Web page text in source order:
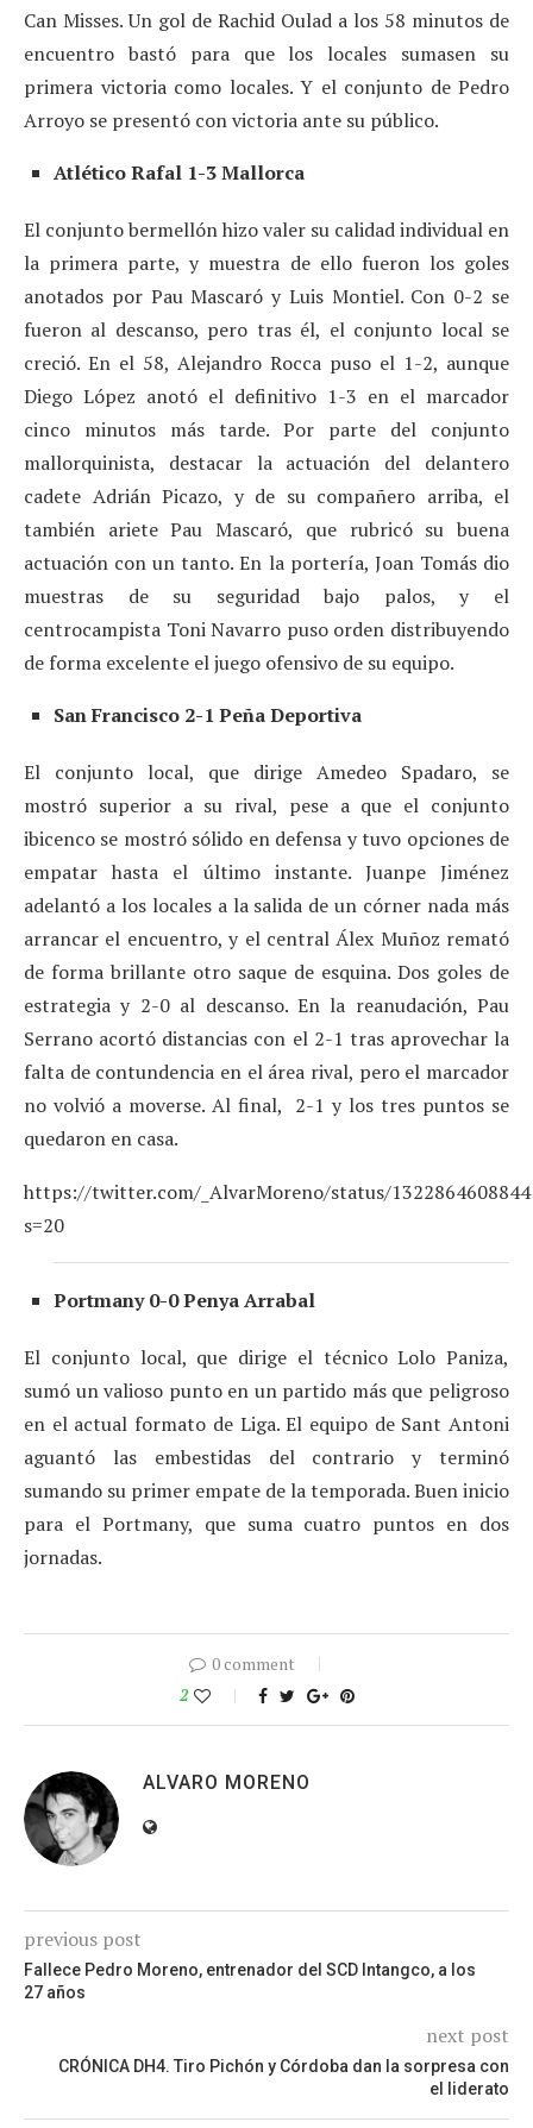
Can Misses. Un gol de Rachid Oulad a los 58 minutos de
encuentro bastó para que los locales sumasen su
primera victoria como locales. Y el conjunto de Pedro
Arroyo se presentó con victoria ante su público.
Atlético Rafal 1-3 Mallorca
El conjunto bermellón hizo valer su calidad individual en
la primera parte, y muestra de ello fueron los goles
anotados por Pau Mascaró y Luis Montiel. Con 0-2 se
fueron al descanso, pero tras él, el conjunto local se
creció. En el 58, Alejandro Rocca puso el 1-2, aunque
Diego López anotó el definitivo 1-3 en el marcador
cinco minutos más tarde. Por parte del conjunto
mallorquinista, destacar la actuación del delantero
cadete Adrián Picazo, y de su compañero arriba, el
también ariete Pau Mascaró, que rubricó su buena
actuación con un tanto. En la portería, Joan Tomás dio
muestras de su seguridad bajo palos, y el
centrocampista Toni Navarro puso orden distribuyendo
de forma excelente el juego ofensivo de su equipo.
San Francisco 2-1 Peña Deportiva
El conjunto local, que dirige Amedeo Spadaro, se
mostró superior a su rival, pese a que el conjunto
ibicenco se mostró sólido en defensa y tuvo opciones de
empatar hasta el último instante. Juanpe Jiménez
adelantó a los locales a la salida de un córner nada más
arrancar el encuentro, y el central Álex Muñoz remató
de forma brillante otro saque de esquina. Dos goles de
estrategia y 2-0 al descanso. En la reanudación, Pau
Serrano acortó distancias con el 2-1 tras aprovechar la
falta de contundencia en el área rival, pero el marcador
no volvió a moverse. Al final, 2-1 y los tres puntos se
quedaron en casa.
https://twitter.com/_AlvarMoreno/status/
s=20
Portmany 0-0 Penya Arrabal
El conjunto local, que dirige el técnico Lolo Paniza,
sumó un valioso punto en un partido más que peligroso
en el actual formato de Liga. El equipo de Sant Antoni
aguantó las embestidas del contrario y terminó
sumando su primer empate de la temporada. Buen inicio
para el Portmany, que suma cuatro puntos en dos
jornadas.
0 comment
2
ALVARO MORENO
previous post
Fallece Pedro Moreno, entrenador del SCD Intangco, a los
27 años
next post
CRÓNICA DH4. Tiro Pichón y Córdoba dan la sorpresa con
el liderato